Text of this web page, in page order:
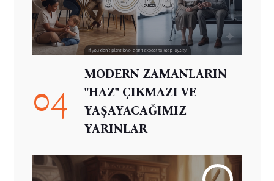
04
MODERN ZAMANLARIN
"HAZ" ÇIKMAZI VE
YAŞAYACAĞIMIZ
YARINLAR